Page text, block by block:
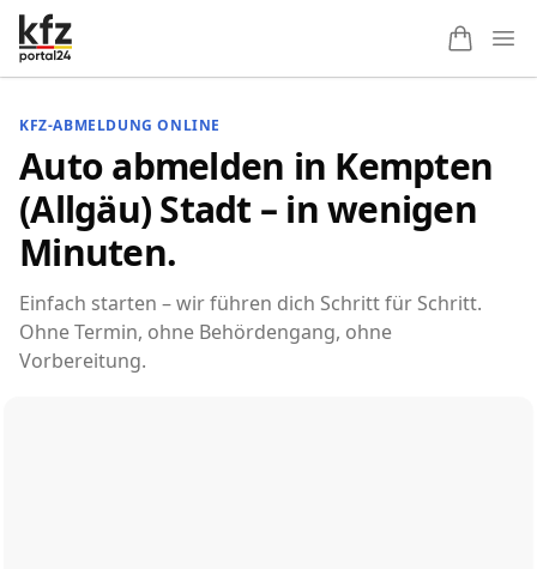
KFZ-ABMELDUNG ONLINE
Auto abmelden in Kempten
(Allgäu) Stadt – in wenigen
Minuten.
Einfach starten – wir führen dich Schritt für Schritt.
Ohne Termin, ohne Behördengang, ohne
Vorbereitung.